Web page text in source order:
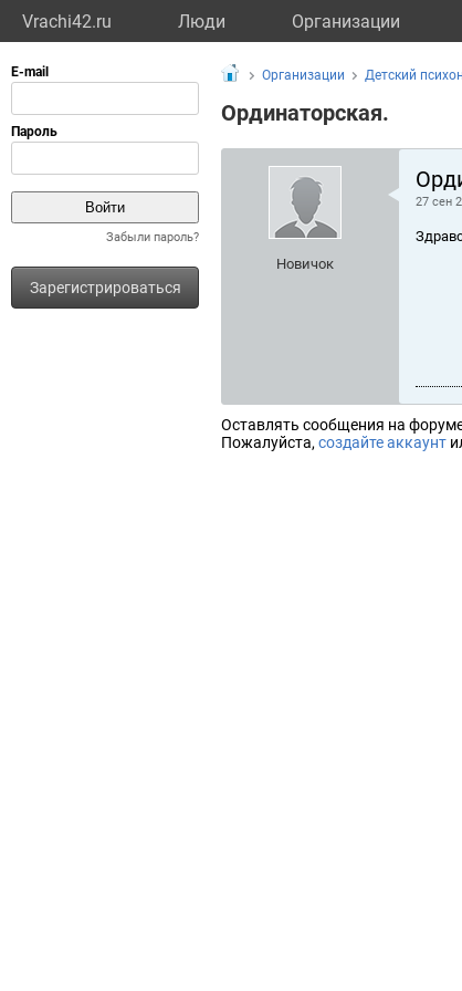
Vrachi42.ru Люди Организации
Забыли пароль?
Зарегистрироваться
Организации Детский
Ординаторская.
Новичок
27 сен
Оставлять сообщения на
Пожалуйста, создайте аккаунт